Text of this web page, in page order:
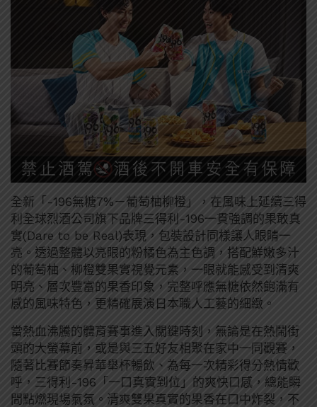
全新「-196無糖7%－葡萄柚柳橙」，在風味上延續三得
利全球烈酒公司旗下品牌三得利-196一貫強調的果敢真
實(Dare to be Real)表現，包裝設計同樣讓人眼睛一
亮。透過整體以亮眼的粉橘色為主色調，搭配鮮嫩多汁
的葡萄柚、柳橙雙果實視覺元素，一眼就能感受到清爽
明亮、層次豐富的果香印象，完整呼應無糖依然飽滿有
感的風味特色，更精確展演日本職人工藝的細緻。
當熱血沸騰的體育賽事進入關鍵時刻，無論是在熱鬧街
頭的大螢幕前，或是與三五好友相聚在家中一同觀賽，
隨著比賽節奏昇華舉杯暢飲、為每一次精彩得分熱情歡
呼，三得利-196「一口真實到位」的爽快口感，總能瞬
間點燃現場氣氛。清爽雙果真實的果香在口中炸裂，不